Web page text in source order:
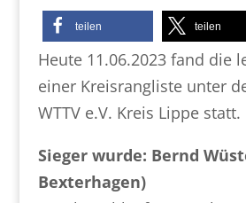
teilen teilen
Heute 11.06.2023 fand die
einer Kreisrangliste unter
WTTV e.V. Kreis Lippe statt.
Sieger wurde: Bernd
Bexterhagen)